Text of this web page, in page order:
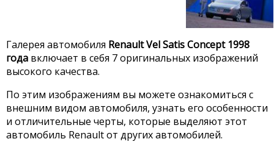
Галерея автомобиля Renault Vel Satis Concept 1998
года включает в себя 7 оригинальных изображений
высокого качества.
По этим изображениям вы можете ознакомиться с
внешним видом автомобиля, узнать его особенности
и отличительные черты, которые выделяют этот
автомобиль Renault от других автомобилей.